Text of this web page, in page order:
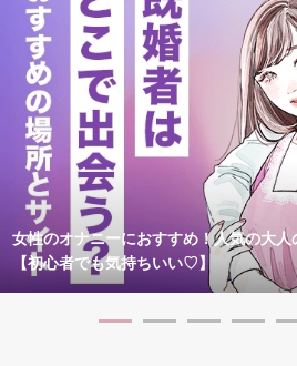
女性のオナニーにおすすめ！人気の大
【初心者でも気持ちいい♡】